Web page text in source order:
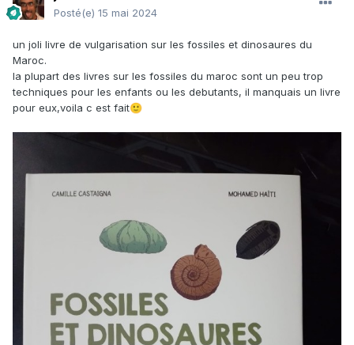
Posté(e) 15 mai 2024
un joli livre de vulgarisation sur les fossiles et dinosaures du
Maroc.
la plupart des livres sur les fossiles du maroc sont un peu trop
techniques pour les enfants ou les debutants, il manquais un livre
pour eux,voila c est fait🙂